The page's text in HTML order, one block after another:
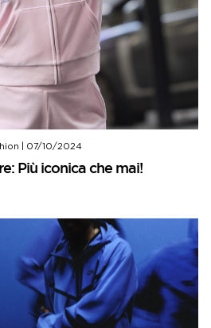
07/10/2024
Più iconica che mai!